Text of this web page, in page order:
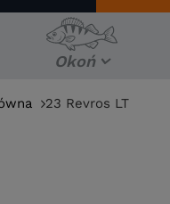
Okoń
23 Revros LT